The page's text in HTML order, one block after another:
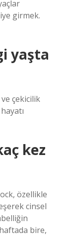
girmek.
yaşta
ve çekicilik
kez
özellikle
cinsel
bire,